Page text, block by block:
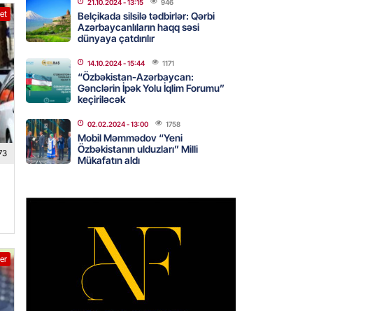
REKLAM
Birbank Star kartını indi sifariş
edin, nağdlaşdırmanı komissiyasız
edin
06.08.2026- 15:07 90
ÖLKƏ
Bu agentlikdə sədr müavinini AZCON
təyin edəcək
Azərbaycan Ukraynaya qaz tədarük
etməyə hazırdır – Ceyhun Bayramov
- 14:45
21.10.2024- 13:15 946
Belçikada silsilə tədbirlər: Qərbi
Azərbaycanlıların haqq səsi
dünyaya çatdırılır
14.10.2024- 15:44 1171
“Özbəkistan-Azərbaycan:
Gənclərin İpək Yolu İqlim Forumu”
keçiriləcək
02.02.2024- 13:00 1758
Mobil Məmmədov “Yeni
Özbəkistanın ulduzları” Milli
Mükafatın aldı